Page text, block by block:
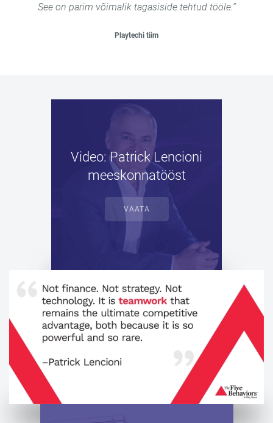
See on parim võimalik tagasiside tehtud tööle.”
Playtechi tiim
Video: Patrick Lencioni
meeskonnatööst
VAATA